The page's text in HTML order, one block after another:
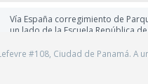
Vía España corregimiento de
un lado de la Escuela República de
#108, Ciudad de Panamá. A